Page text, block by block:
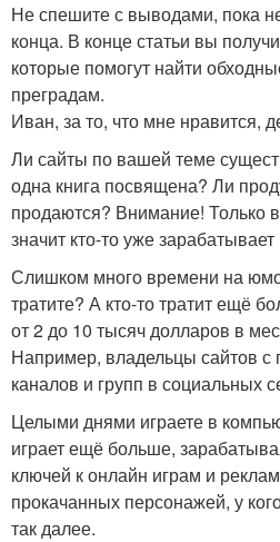
Не спешите с выводами, пока
конца. В конце статьи вы
которые помогут найти
преградам.
Иван, за то, что мне нравится,
Ли сайты по вашей теме
одна книга посвящена? Ли
продаются? Внимание! Только
значит кто-то уже
Слишком много времени на
тратите? А кто-то тратит ещё
от 2 до 10 тысяч долларов в
Например, владельцы сайтов с
каналов и групп в социальных
Целыми днями играете в
играет ещё больше,
ключей к онлайн играм и
прокачанных персонажей, у
так далее.